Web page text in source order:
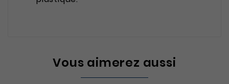
Vous aimerez aussi